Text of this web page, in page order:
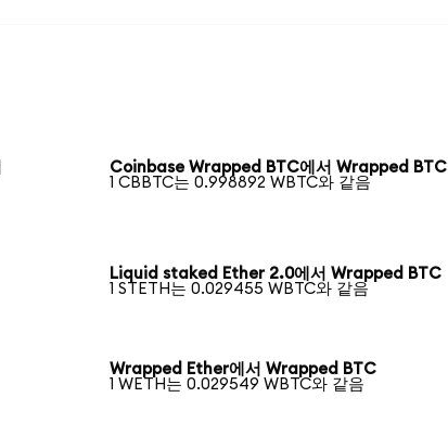
Coinbase Wrapped BTC에서 Wrapped BTC
1 CBBTC는 0.998892 WBTC와 같음
Liquid staked Ether 2.0에서 Wrapped BTC
1 STETH는 0.029455 WBTC와 같음
Wrapped Ether에서 Wrapped BTC
1 WETH는 0.029549 WBTC와 같음